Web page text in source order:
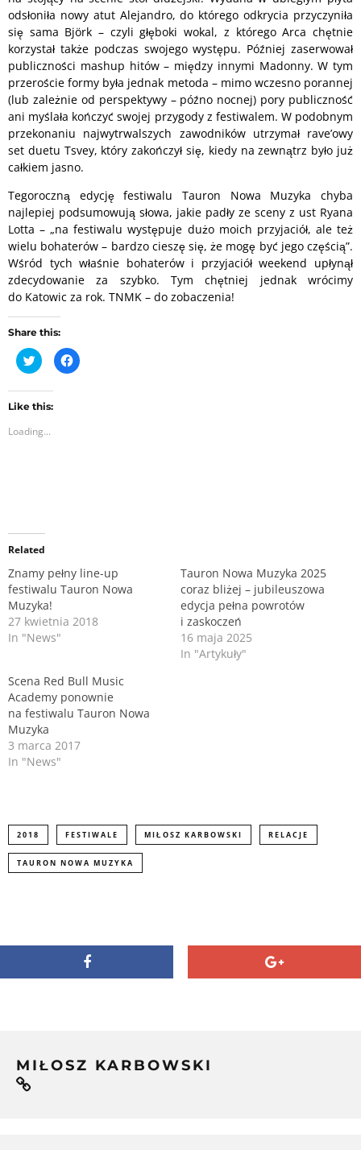
odsłoniła nowy atut Alejandro, do którego odkrycia przyczyniła
się sama Björk – czyli głęboki wokal, z którego Arca chętnie
korzystał także podczas swojego występu. Później zaserwował
publiczności mashup hitów – między innymi Madonny. W tym
przeroście formy była jednak metoda – mimo wczesno porannej
(lub zależnie od perspektywy – późno nocnej) pory publiczność
ani myślała kończyć swojej przygody z festiwalem. W podobnym
przekonaniu najwytrwalszych zawodników utrzymał rave’owy
set duetu Tsvey, który zakończył się, kiedy na zewnątrz było już
całkiem jasno.
Tegoroczną edycję festiwalu Tauron Nowa Muzyka chyba
najlepiej podsumowują słowa, jakie padły ze sceny z ust Ryana
Lotta – „na festiwalu występuje dużo moich przyjaciół, ale też
wielu bohaterów – bardzo cieszę się, że mogę być jego częścią”.
Wśród tych właśnie bohaterów i przyjaciół weekend upłynął
zdecydowanie za szybko. Tym chętniej jednak wrócimy
do Katowic za rok. TNMK – do zobaczenia!
Share this:
C
l
t
s
i
t
r
(
O
p
e
n
s
i
e
w
w
i
n
d
o
w
)
C
l
o
k
(
e
n
n
e
w
w
o
w
Like this:
Loading...
Related
Znamy pełny line-up
festiwalu Tauron Nowa
Muzyka!
27 kwietnia 2018
In "News"
Tauron Nowa Muzyka 2025
coraz bliżej – jubileuszowa
edycja pełna powrotów
i zaskoczeń
16 maja 2025
In "Artykuły"
Scena Red Bull Music
Academy ponownie
na festiwalu Tauron Nowa
Muzyka
3 marca 2017
In "News"
2018 FESTIWALE MIŁOSZ KARBOWSKI RELACJE
TAURON NOWA MUZYKA
MIŁOSZ KARBOWSKI